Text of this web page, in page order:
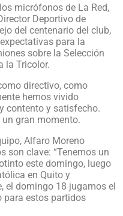
micrófonos de La Red,
Deportivo de
del centenario del club,
para la
sobre la Selección
la Tricolor.
directivo, como
hemos vivido
contento y satisfecho.
un gran momento.
Alfaro Moreno
son clave: “Tenemos un
este domingo, luego
en Quito y
el domingo 18 jugamos el
para estos partidos